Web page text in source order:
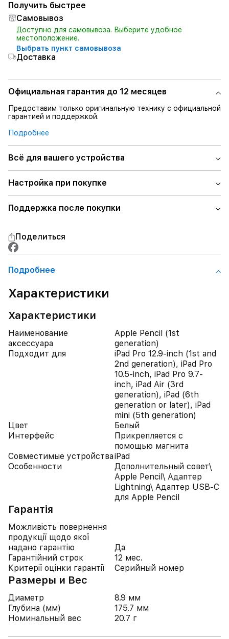
Получить быстрее
Самовывоз
Доступно для самовывоза. Выберите удобное
местоположение.
Выбрать пункт самовывоза
Доставка
Официальная гарантия до 12 месяцев
Предоставим только оригинальную технику с официальной
гарантией и поддержкой.
Подробнее
Всё для вашего устройства
Настройка при покупке
Поддержка после покупки
Поделиться
Подробнее
Характеристики
Характеристики
Наименование
аксессуара
Apple Pencil (1st
generation)
Подходит для
iPad Pro 12.9-inch (1st and
2nd generation), iPad Pro
10.5-inch, iPad Pro 9.7-
inch, iPad Air (3rd
generation), iPad (6th
generation or later), iPad
mini (5th generation)
Цвет
Белый
Интерфейс
Прикрепляется с
помощью магнита
Совместимые устройстваiPad
Особенности
Дополнительный совет\
Apple Pencil\ Адаптер
Lightning\ Адаптер USB-C
для Apple Pencil
Гарантія
Можливість повернення
продукції щодо якої
надано гарантію
Да
Гарантійний строк
12 мес.
Критерії оцінки гарантії
Серийный номер
Размеры и Вес
Диаметр
8.9 мм
Глубина (мм)
175.7 мм
Номинальный вес
20.7 г